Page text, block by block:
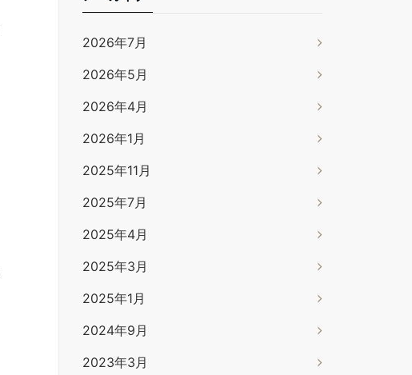
2026年7月
2026年5月
2026年4月
2026年1月
2025年11月
2025年7月
2025年4月
2025年3月
2025年1月
2024年9月
2023年3月